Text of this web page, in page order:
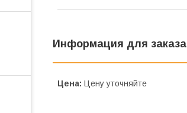
Информация для заказа
Цена: Цену уточняйте